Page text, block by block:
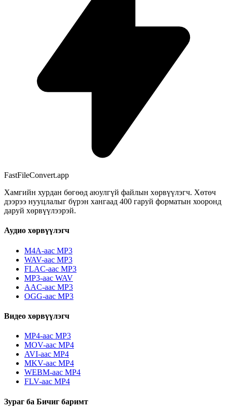
FastFileConvert.app
Хамгийн хурдан бөгөөд аюулгүй файлын хөрвүүлэгч. Хөтөч
дээрээ нууцлалыг бүрэн хангаад 400 гаруй форматын хооронд
даруй хөрвүүлээрэй.
Аудио хөрвүүлэгч
M4A-аас MP3
WAV-аас MP3
FLAC-аас MP3
MP3-аас WAV
AAC-аас MP3
OGG-аас MP3
Видео хөрвүүлэгч
MP4-аас MP3
MOV-аас MP4
AVI-аас MP4
MKV-аас MP4
WEBM-аас MP4
FLV-аас MP4
Зураг ба Бичиг баримт